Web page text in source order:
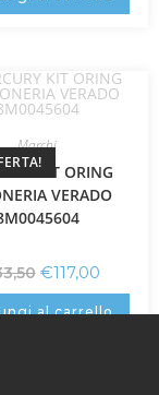
Marchi
KIT ORING
VERADO
€117,00
al carrello